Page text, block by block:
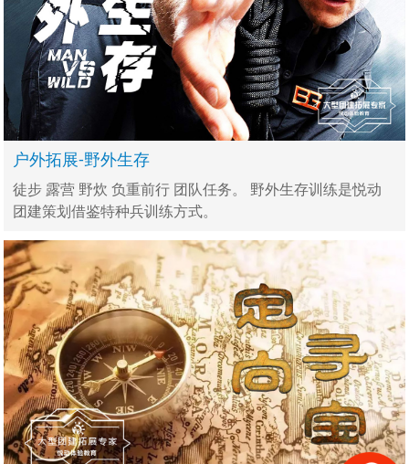
户外拓展-野外生存
徒步 露营 野炊 负重前行 团队任务。 野外生存训练是悦动
团建策划借鉴特种兵训练方式。